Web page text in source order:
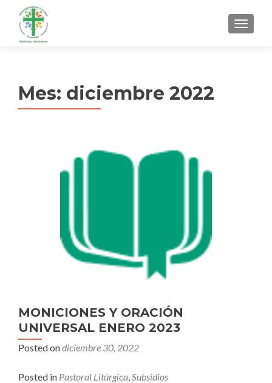
MENU
Mes: diciembre 2022
MONICIONES Y ORACIÓN
UNIVERSAL ENERO 2023
Posted ondiciembre 30, 2022
Posted in Pastoral Litúrgica,Subsidios